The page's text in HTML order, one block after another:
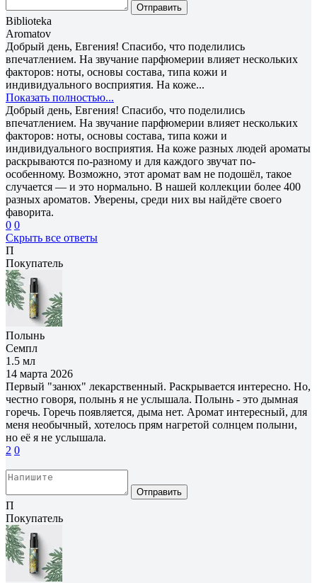
Отправить
Biblioteka
Aromatov
Добрый день, Евгения! Спасибо, что поделились
впечатлением. На звучание парфюмерии влияет нескольких
факторов: ноты, основы состава, типа кожи и
индивидуального восприятия. На коже...
Показать полностью...
Добрый день, Евгения! Спасибо, что поделились
впечатлением. На звучание парфюмерии влияет нескольких
факторов: ноты, основы состава, типа кожи и
индивидуального восприятия. На коже разных людей ароматы
раскрываются по-разному и для каждого звучат по-
особенному. Возможно, этот аромат вам не подошёл, такое
случается — и это нормально. В нашей коллекции более 400
разных ароматов. Уверены, среди них вы найдёте своего
фаворита.
0 0
Скрыть все ответы
П
Покупатель
Полынь
Семпл
1.5 мл
14 марта 2026
Первый "занюх" лекарственный. Раскрывается интересно. Но,
честно говоря, полынь я не услышала. Полынь - это дымная
горечь. Горечь появляется, дыма нет. Аромат интересный, для
меня необычный, хотелось прям нагретой солнцем полыни,
но её я не услышала.
2 0
Отправить
П
Покупатель